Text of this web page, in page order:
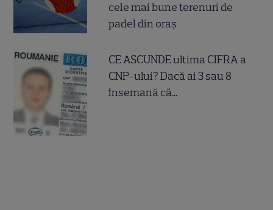
cele mai bune terenuri de
padel din oraș
CE ASCUNDE ultima CIFRA a
CNP-ului? Dacă ai 3 sau 8
însemană că...